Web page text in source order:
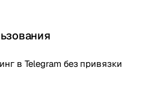
в Telegram без привязки